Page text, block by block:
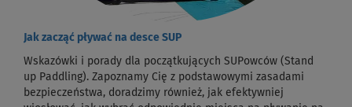
Jak zacząć pływać na desce SUP
Wskazówki i porady dla początkujących SUPowców (Stand
up Paddling). Zapoznamy Cię z podstawowymi zasadami
bezpieczeństwa, doradzimy również, jak efektywniej